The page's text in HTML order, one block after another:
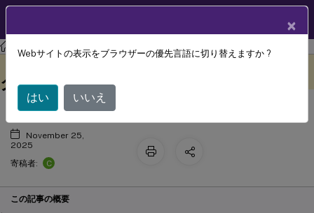
Citrix Virtual Apps and Desktops7 2511
ホストからクライアントへのリダイレ
クト
November 25,
2025
寄稿者:
C
この記事の概要
×
Webサイトの表示をブラウザーの優先言語に切り替えますか ?
はい いいえ